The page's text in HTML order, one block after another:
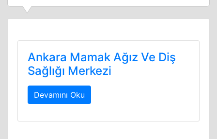
Ankara Mamak Ağız Ve Diş
Sağlığı Merkezi
Devamını Oku